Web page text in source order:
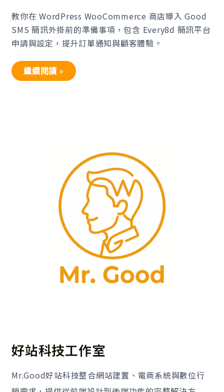
教你在 WordPress WooCommerce 商店導入 Good
SMS 簡訊外掛前的準備事項，包含 Every8d 簡訊平台
申請與設定，提升訂單通知與顧客體驗。
繼續閱讀 »
好站科技工作室
Mr.Good好站科技整合網站建置、電商系統與數位行